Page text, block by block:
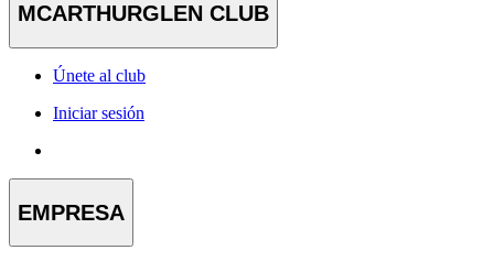
MCARTHURGLEN CLUB
Únete al club
Iniciar sesión
EMPRESA